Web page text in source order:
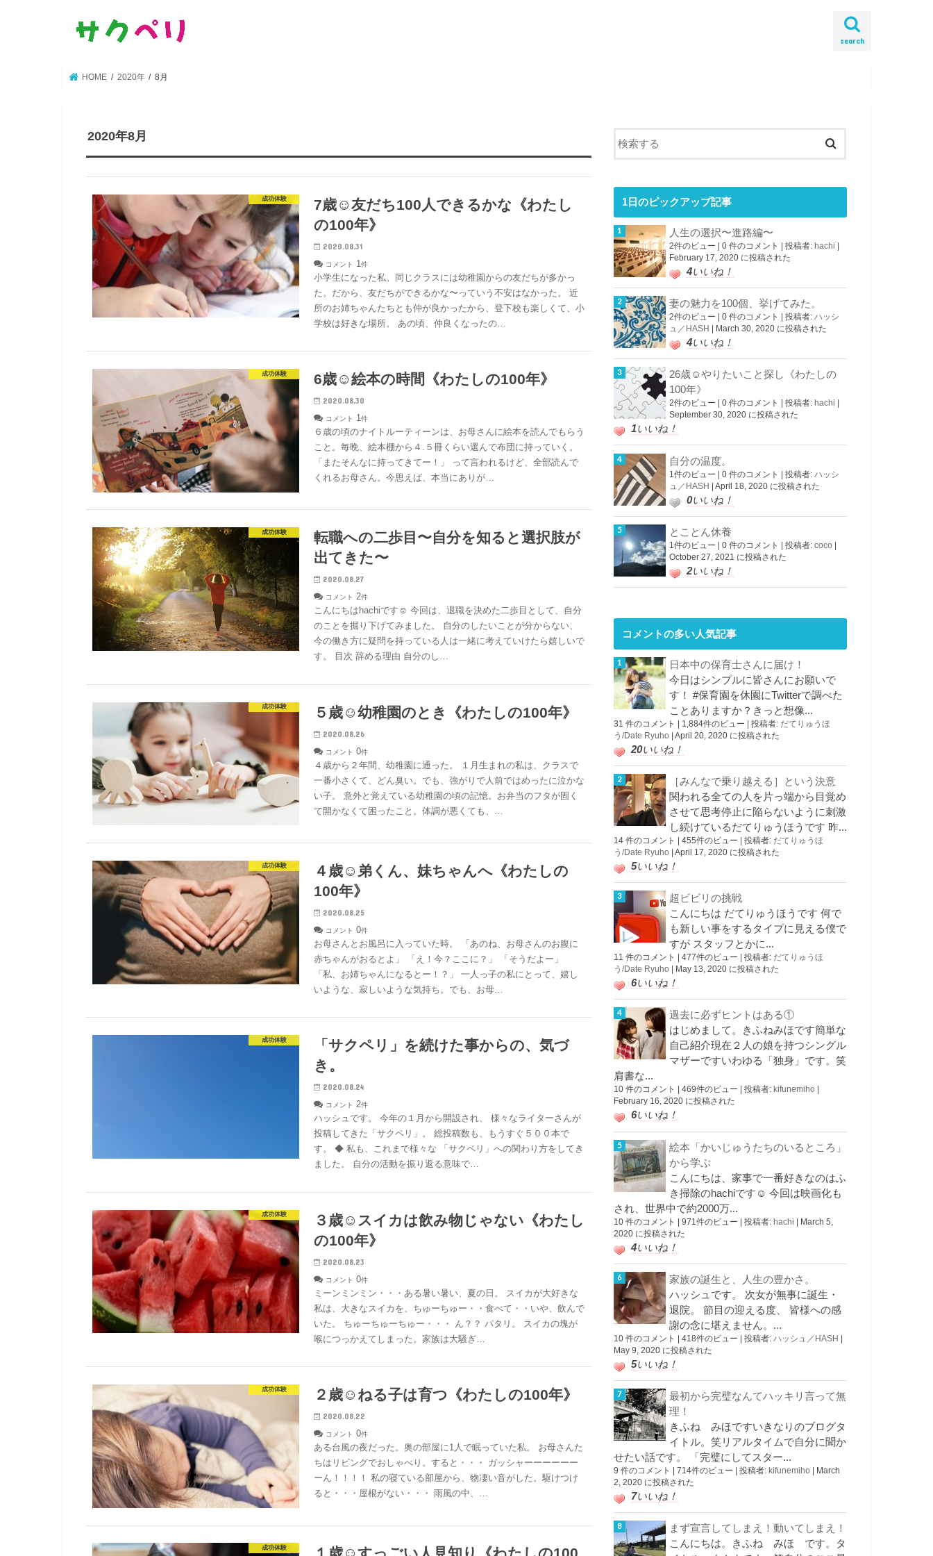
search
HOME 2020年 8月
2020年8月
成功体験
7歳☺︎友だち100人できるかな《わたし
の100年》
2020.08.31
コメント 1件
小学生になった私。同じクラスには幼稚園からの友だちが多かっ
た。だから、友だちができるかな〜っていう不安はなかった。 近
所のお姉ちゃんたちとも仲が良かったから、登下校も楽しくて、小
学校は好きな場所。 あの頃、仲良くなったの…
成功体験 6歳☺︎絵本の時間《わたしの100年》
2020.08.30
コメント 1件
６歳の頃のナイトルーティーンは、お母さんに絵本を読んでもらう
こと。毎晩、絵本棚から４.５冊くらい選んで布団に持っていく。
「またそんなに持ってきてー！」 って言われるけど、全部読んで
くれるお母さん。今思えば、本当にありが…
成功体験
転職への二歩目〜自分を知ると選択肢が
出てきた〜
2020.08.27
コメント 2件
こんにちはhachiです☺︎ 今回は、退職を決めた二歩目として、自分
のことを掘り下げてみました。 自分のしたいことが分からない、
今の働き方に疑問を持っている人は一緒に考えていけたら嬉しいで
す。 目次 辞める理由 自分のし…
成功体験 ５歳☺︎幼稚園のとき《わたしの100年》
2020.08.26
コメント 0件
４歳から２年間、幼稚園に通った。 １月生まれの私は、クラスで
一番小さくて、どん臭い。でも、強がりで人前ではめったに泣かな
い子。 意外と覚えている幼稚園の頃の記憶。お弁当のフタが固く
て開かなくて困ったこと。体調が悪くても、…
成功体験
４歳☺︎弟くん、妹ちゃんへ《わたしの
100年》
2020.08.25
コメント 0件
お母さんとお風呂に入っていた時。 「あのね、お母さんのお腹に
赤ちゃんがおるとよ」 「え！今？ここに？」 「そうだよー」
「私、お姉ちゃんになるとー！？」 一人っ子の私にとって、嬉し
いような、寂しいような気持ち。でも、お母…
成功体験
「サクペリ」を続けた事からの、気づ
き。
2020.08.24
コメント 2件
ハッシュです。 今年の１月から開設され、 様々なライターさんが
投稿してきた「サクペリ」。 総投稿数も、もうすぐ５００本で
す。 ◆ 私も、これまで様々な 「サクペリ」への関わり方をしてき
ました。 自分の活動を振り返る意味で…
成功体験
３歳☺︎スイカは飲み物じゃない《わたし
の100年》
2020.08.23
コメント 0件
ミーンミンミン・・・ある暑い暑い、夏の日。 スイカが大好きな
私は、大きなスイカを、ちゅーちゅー・・食べて・・いや、飲んで
いた。 ちゅーちゅーちゅー・・・ ん？？ パタリ。 スイカの塊が
喉につっかえてしまった。家族は大騒ぎ…
成功体験 ２歳☺︎ねる子は育つ《わたしの100年》
2020.08.22
コメント 0件
ある台風の夜だった。奥の部屋に1人で眠っていた私。 お母さんた
ちはリビングでおしゃべり。すると・・・ ガッシャーーーーーー
ーん！！！！ 私の寝ている部屋から、物凄い音がした。駆けつけ
ると・・・屋根がない・・・ 雨風の中、…
成功体験
1日のピックアップ記事
人生の選択〜進路編〜
2件のビュー 0 件のコメント 投稿者: hachi
February 17, 2020 に投稿された
4いいね！
妻の魅力を100個、挙げてみた。
2件のビュー 0 件のコメント 投稿者: ハッシ
ュ／HASH
March 30, 2020 に投稿された
4いいね！
26歳☺︎やりたいこと探し《わたしの
100年》
2件のビュー 0 件のコメント 投稿者: hachi
September 30, 2020 に投稿された
1いいね！
自分の温度。
1件のビュー | 0 件のコメント | 投稿者: ハッシ
ュ／HASH | April 18, 2020 に投稿された
0いいね！
とことん休養
1件のビュー | 0 件のコメント | 投稿者: coco |
October 27, 2021 に投稿された
2いいね！
コメントの多い人気記事
日本中の保育士さんに届け！
今日はシンプルに皆さんにお願いで
す！ #保育園を休園にTwitterで調べた
ことありますか？きっと想像...
31 件のコメント | 1,884件のビュー | 投稿者: だてりゅうほ
う/Date Ryuho | April 20, 2020 に投稿された
20いいね！
［みんなで乗り越える］という決意
関われる全ての人を片っ端から目覚め
させて思考停止に陥らないように刺激
し続けているだてりゅうほうです 昨...
14 件のコメント 455件のビュー 投稿者: だてりゅうほ
う/Date Ryuho
April 17, 2020 に投稿された
5いいね！
超ビビリの挑戦
こんにちは だてりゅうほうです 何で
も新しい事をするタイプに見える僕で
すが スタッフとかに...
11 件のコメント 477件のビュー 投稿者: だてりゅうほ
う/Date Ryuho
May 13, 2020 に投稿された
6いいね！
過去に必ずヒントはある①
はじめまして。きふねみほです簡単な
自己紹介現在２人の娘を持つシングル
マザーですいわゆる「独身」です。笑
肩書な...
10 件のコメント 469件のビュー 投稿者: kifunemiho
February 16, 2020 に投稿された
6いいね！
絵本「かいじゅうたちのいるところ」
から学ぶ
こんにちは、家事で一番好きなのはふ
き掃除のhachiです☺︎ 今回は映画化も
され、世界中で約2000万...
10 件のコメント | 971件のビュー | 投稿者: hachi | March 5,
2020 に投稿された
4いいね！
家族の誕生と、人生の豊かさ。
ハッシュです。 次女が無事に誕生・
退院。 節目の迎える度、 皆様への感
謝の念に堪えません。...
10 件のコメント | 418件のビュー | 投稿者: ハッシュ／HASH |
May 9, 2020 に投稿された
5いいね！
最初から完璧なんてハッキリ言って無
理！
きふね みほですいきなりのブログタ
イトル。笑リアルタイムで自分に聞か
せたい話です。 「完璧にしてスター...
9 件のコメント 714件のビュー 投稿者: kifunemiho
March
2, 2020 に投稿された
7いいね！
まず宣言してしまえ！動いてしまえ！
こんにちは。きふね みほ です。タ